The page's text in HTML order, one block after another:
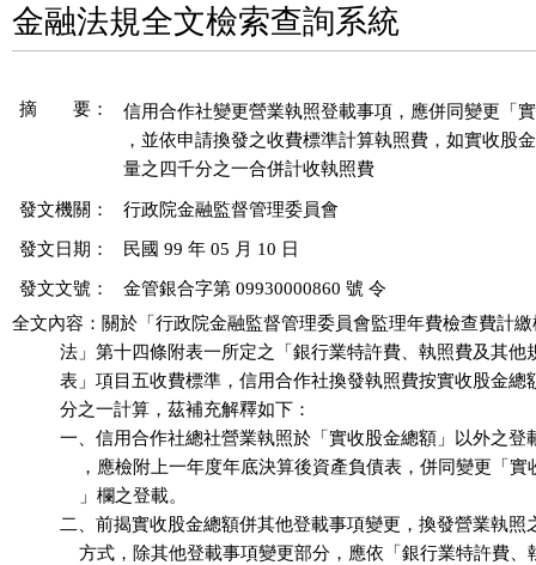
金融法規全文檢索查詢系統
摘 要：
信用合作社變更營業執照登載事項，應併同變更「
，並依申請換發之收費標準計算執照費，如實收股
量之四千分之一合併計收執照費
發文機關： 行政院金融監督管理委員會
發文日期： 民國 99 年 05 月 10 日
發文文號：
金管銀合字第 09930000860 號 令
全文內容：關於「行政院金融監督管理委員會監理年費檢查費計
法」第十四條附表一所定之「銀行業特許費、執照費及其
表」項目五收費標準，信用合作社換發執照費按實收股金
          分之一計算，茲補充解釋如下：
一、信用合作社總社營業執照於「實收股金總額」以外之
，應檢附上一年度年底決算後資產負債表，併同變更「
              」欄之登載。
二、前揭實收股金總額併其他登載事項變更，換發營業執
方式，除其他登載事項變更部分，應依「銀行業特許費